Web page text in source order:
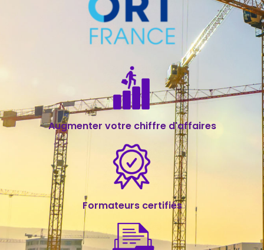
Augmenter votre chiffre d'affaires
Formateurs certifiés